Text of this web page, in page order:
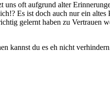
oft aufgrund alter
Es ist doch auch nur ein
gelernt haben zu Vertrauen
du es eh nicht